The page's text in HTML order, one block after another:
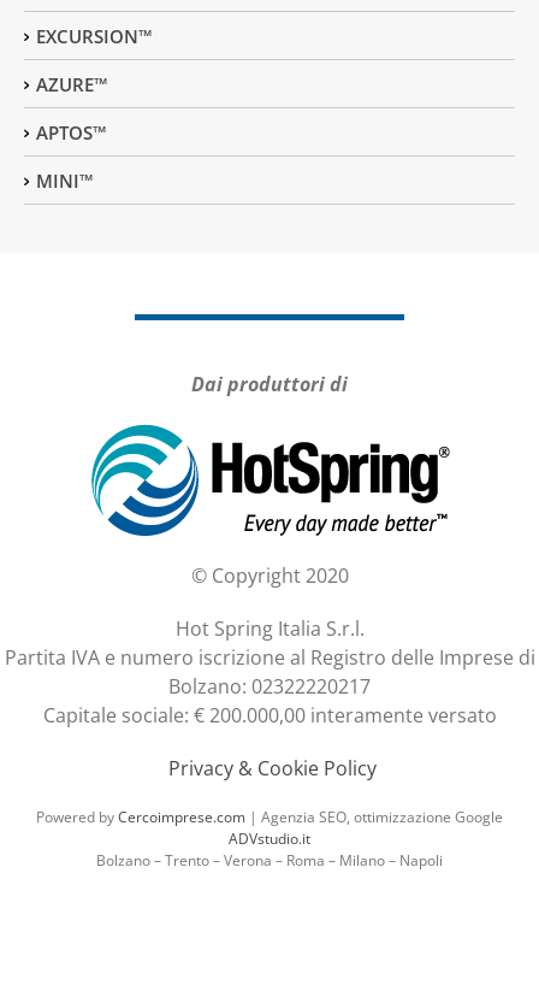
EXCURSION™
AZURE™
APTOS™
MINI™
Dai produttori di
© Copyright 2020
Hot Spring Italia S.r.l.
Partita IVA e numero iscrizione al Registro delle Imprese di
Bolzano: 02322220217
Capitale sociale: € 200.000,00 interamente versato
Privacy & Cookie Policy
Powered byCercoimprese.com | Agenzia SEO, ottimizzazione Google
ADVstudio.it
Bolzano – Trento – Verona – Roma – Milano – Napoli